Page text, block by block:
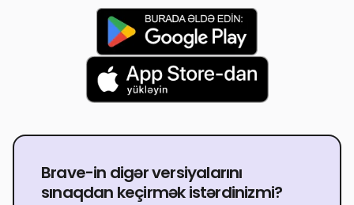
Brave-in digər versiyalarını
sınaqdan keçirmək istərdinizmi?